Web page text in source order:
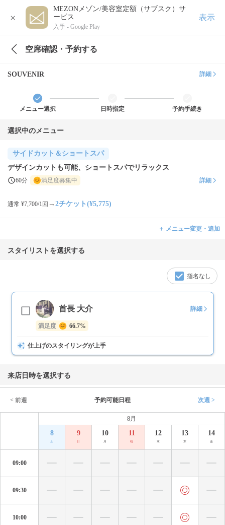
×
MEZONメゾン/美容室定額（サブスク）サ
ービス
入手 - Google Play
表示
空席確認・予約する
SOUVENIR 詳細
メニュー選択 日時指定 予約手続き
選択中のメニュー
サイドカット＆ショートスパ
デザインカットも可能、ショートスパでリラックス
60分 満足度募集中 詳細
通常 ¥7,700/1回 → 2チケット(¥5,775)
＋ メニュー変更・追加
スタイリストを選択する
指名なし
首長 大介 詳細
満足度 66.7%
仕上げのスタイリングが上手
来店日時を選択する
< 前週 予約可能日程 次週 >
8月
8
土
9
日
10
月
11
祝
12
水
13
木
14
金
09:00
09:30
10:00